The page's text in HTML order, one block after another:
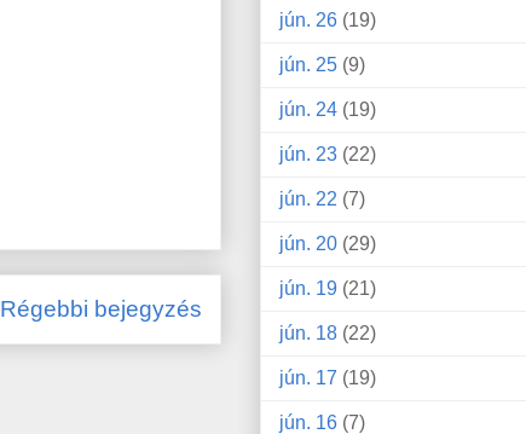
Régebbi bejegyzés
jún. 26 (19)
jún. 25 (9)
jún. 24 (19)
jún. 23 (22)
jún. 22 (7)
jún. 20 (29)
jún. 19 (21)
jún. 18 (22)
jún. 17 (19)
jún. 16 (7)